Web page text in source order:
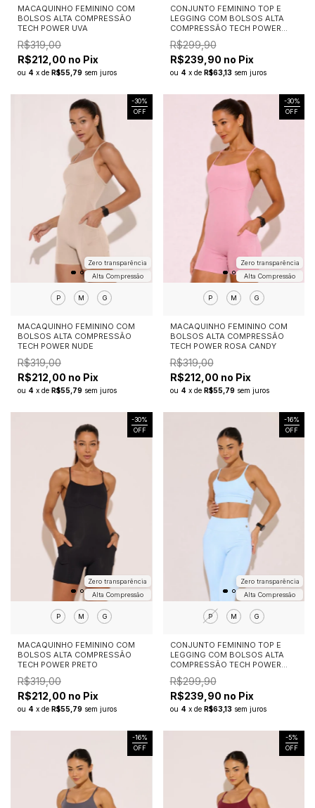
MACAQUINHO FEMININO COM
BOLSOS ALTA COMPRESSÃO
TECH POWER UVA
R$319,00
R$212,00 no Pix
ou 4 x de R$55,79 sem juros
CONJUNTO FEMININO TOP E
LEGGING COM BOLSOS ALTA
COMPRESSÃO TECH POWER
NUDE
R$299,90
R$239,90 no Pix
ou 4 x de R$63,13 sem juros
-30%
OFF
Alta Compressão
Zero transparência
P M G
MACAQUINHO FEMININO COM
BOLSOS ALTA COMPRESSÃO
TECH POWER NUDE
R$319,00
R$212,00 no Pix
ou 4 x de R$55,79 sem juros
-30%
OFF
Alta Compressão
Zero transparência
P M G
MACAQUINHO FEMININO COM
BOLSOS ALTA COMPRESSÃO
TECH POWER ROSA CANDY
R$319,00
R$212,00 no Pix
ou 4 x de R$55,79 sem juros
-30%
OFF
Alta Compressão
Zero transparência
P M G
MACAQUINHO FEMININO COM
BOLSOS ALTA COMPRESSÃO
TECH POWER PRETO
R$319,00
R$212,00 no Pix
ou 4 x de R$55,79 sem juros
-16%
OFF
Alta Compressão
Zero transparência
P M G
CONJUNTO FEMININO TOP E
LEGGING COM BOLSOS ALTA
COMPRESSÃO TECH POWER
AZUL CLARO
R$299,90
R$239,90 no Pix
ou 4 x de R$63,13 sem juros
-16%
OFF
-5%
OFF